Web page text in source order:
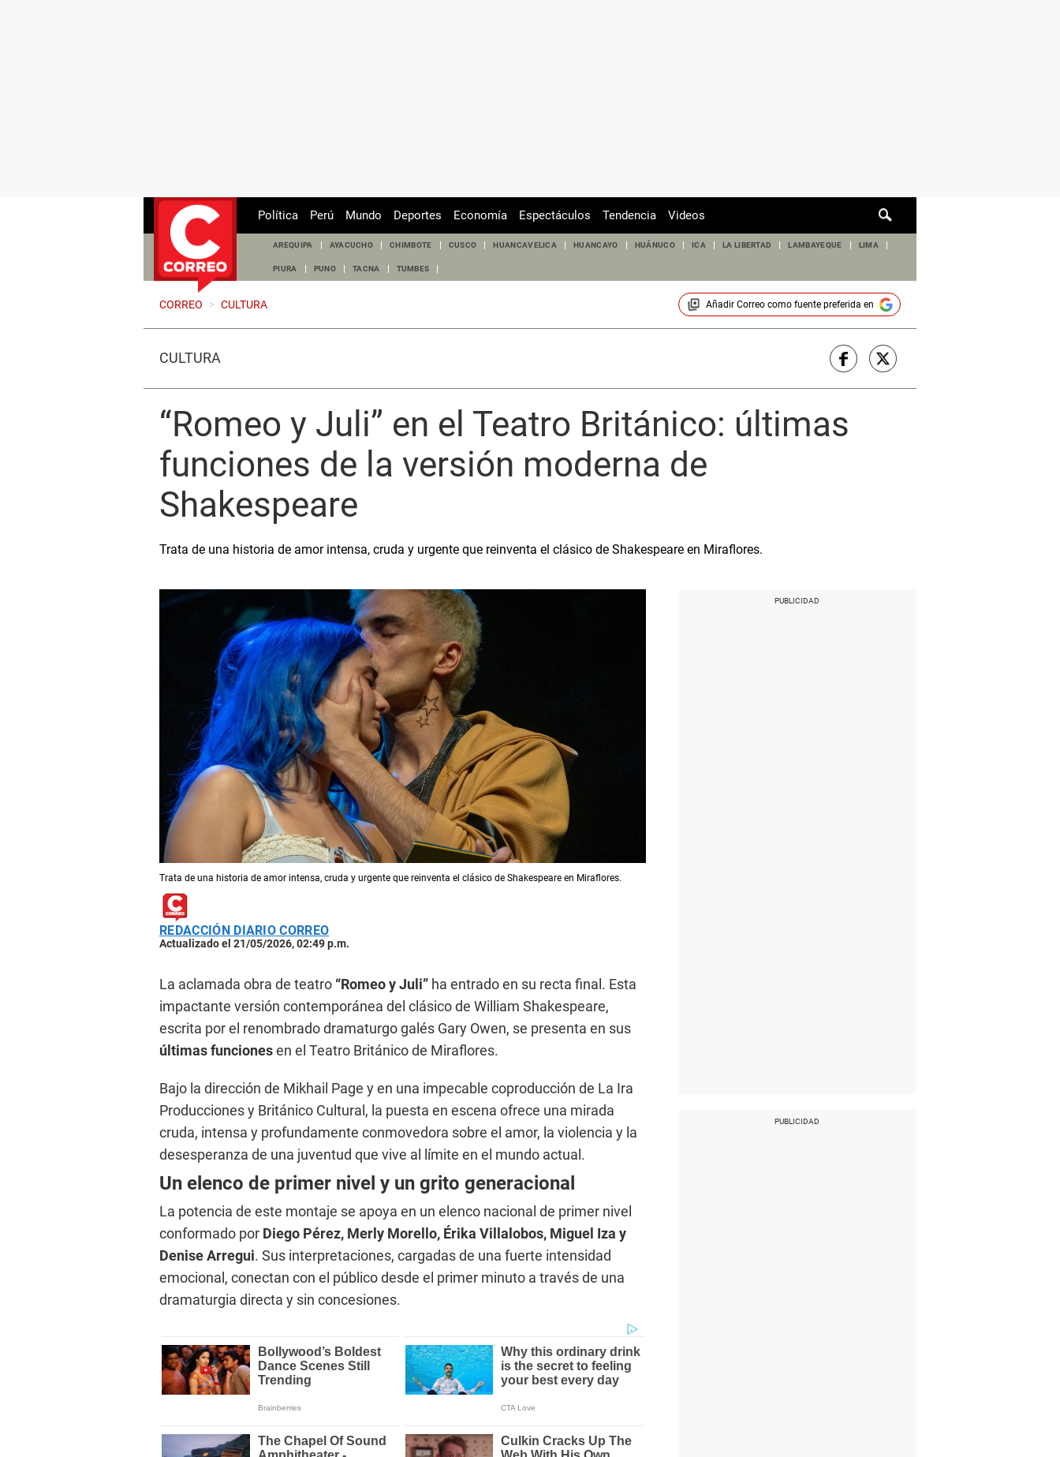
de
Política Perú Mundo Deportes Economía Espectáculos Tendencia Videos
AREQUIPA AYACUCHO CHIMBOTE CUSCO HUANCAVELICA HUANCAYO HUÁNUCO ICA LA LIBERTAD LAMBAYEQUE LIMA
PIURA PUNO TACNA TUMBES
CORREO > CULTURA Añadir Correocomo fuente preferida en
CULTURA
“Romeo y Juli” en el Teatro Británico: últimas
funciones de la versión moderna de
Shakespeare
Trata de una historia de amor intensa, cruda y urgente que reinventa el clásico de Shakespeare en Miraflores.
Trata de una historia de amor intensa, cruda y urgente que reinventa el clásico de Shakespeare en Miraflores.
REDACCIÓN DIARIO CORREO
Actualizado el 21/05/2026, 02:49 p.m.
La aclamada obra de teatro “Romeo y Juli” ha entrado en su recta final. Esta
impactante versión contemporánea del clásico de William Shakespeare,
escrita por el renombrado dramaturgo galés Gary Owen, se presenta en sus
últimas funcionesen el Teatro Británico de Miraflores.
Bajo la dirección de Mikhail Page y en una impecable coproducción de La Ira
Producciones y Británico Cultural, la puesta en escena ofrece una mirada
cruda, intensa y profundamente conmovedora sobre el amor, la violencia y la
desesperanza de una juventud que vive al límite en el mundo actual.
Un elenco de primer nivel y un grito generacional
La potencia de este montaje se apoya en un elenco nacional de primer nivel
conformado por Diego Pérez, Merly Morello, Érika Villalobos, Miguel Iza y
Denise Arregui. Sus interpretaciones, cargadas de una fuerte intensidad
emocional, conectan con el público desde el primer minuto a través de una
dramaturgia directa y sin concesiones.